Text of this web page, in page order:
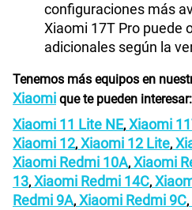
configuraciones más
Xiaomi 17T Pro puede
adicionales según la
Tenemos más equipos en
Xiaomi que te pueden interesar:
Xiaomi 11 Lite NE, Xiaomi
Xiaomi 12, Xiaomi 12 Lite,
Xiaomi Redmi 10A, Xiaomi
13, Xiaomi Redmi 14C,
Redmi 9A, Xiaomi Redmi 9C,